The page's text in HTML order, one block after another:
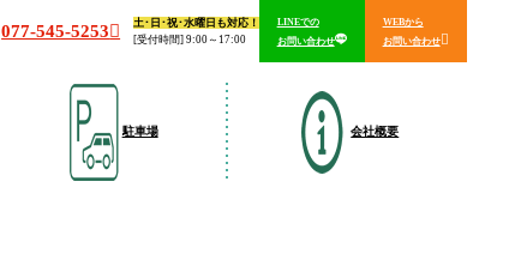
077-545-5253
土･日･祝･水曜日も対応！
[受付時間] 9:00～17:00
LINEでの
お問い合わせ
WEBから
お問い合わせ
駐車場 会社概要